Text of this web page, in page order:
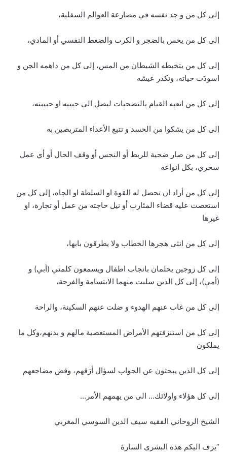
إلى كل من و جد نفسه في مصارعة العوالم السفلية،
إلى كل من يحس بالضجر و الكرب والضغط النفسي أو المادي،
إلى كل من يتخبطه الشيطان من المس، إلى كل من داهمه الجن و
اسودَت حياته، وتكدر عيشه
إلى كل من اتعبه القيام بالتضحيات ليصل الى حبيبه او حبيبته،
إلى كل من يشكوا من الحسد و تتبع الأعداء المتربصين به
إلى كل من صار ضحية للربط أو النحس أو وقف الحال أو أي عمل
سحري، بكل انواعه
إلى كل من أراد ان تحصل له القوة او السلطة او الجاه، إلى كل من
استعصت عليه قضاء المئارب أو نيل حاجته من عمل أو تجارة، او
غيرها
إلى كل من انثى هجرها الخطاب ولا يطرقون بابها،
إلى كل زوجين يحلمان بانجاب اطفال ويسمعون كلمتي (أبي) و
(أمي)، إلى كل الذين سلبت منهما الابتسامة والفرحة،
إلى كل من غاب عنهم الهدوء و ضلت عنهم السكينة، والراحة
إلى كل من استنزفتهم الأمراض المستعصية مالهم و بدنهم،وكل ما
يملكون
إلى كل الذين يبحثون عن الجواب لسؤال أرَقهم، وقض مضاجعهم
إلى كل هؤلاء واولائك… الى من يهمهم الأمر…
الشيخ الروحاني الفقيه سيف الدين السوسي المغربي
“يزف اليكم هذه البشرى السارة